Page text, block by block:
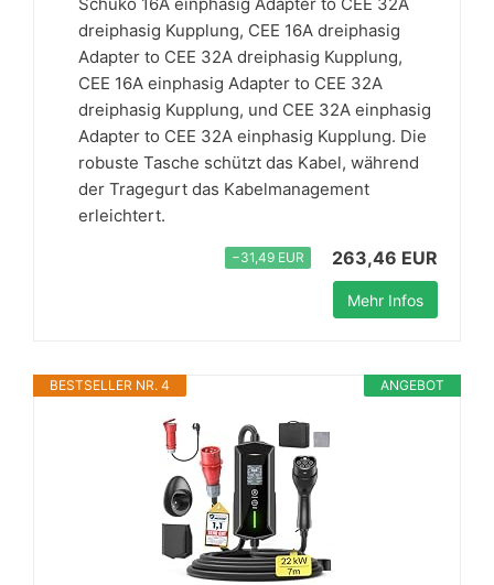
dreiphasig Kupplung, CEE 16A dreiphasig
Adapter to CEE 32A dreiphasig Kupplung,
CEE 16A einphasig Adapter to CEE 32A
dreiphasig Kupplung, und CEE 32A einphasig
Adapter to CEE 32A einphasig Kupplung. Die
robuste Tasche schützt das Kabel, während
der Tragegurt das Kabelmanagement
erleichtert.
−31,49 EUR 263,46 EUR
Mehr Infos
ANGEBOT
BESTSELLER NR. 4